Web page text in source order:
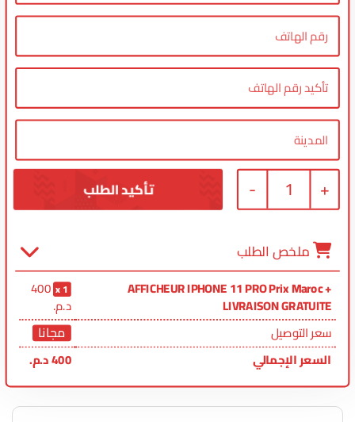
+
1
-
ملخص الطلب
AFFICHEUR IPHONE 11 PRO Prix Maroc +
LIVRAISON GRATUITE
1
400
د.م.
سعر التوصيل
مجانا
السعر الإجمالي 400د.م.